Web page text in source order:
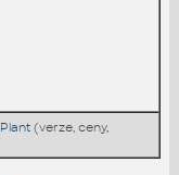
Plant(verze, ceny,